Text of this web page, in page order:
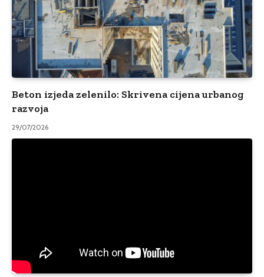
Beton izjeda zelenilo: Skrivena cijena urbanog
razvoja
29/07/2026